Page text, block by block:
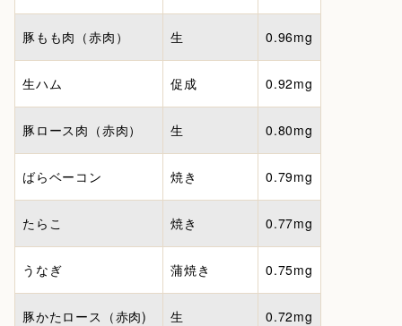
豚もも肉（赤肉） 生 0.96mg
生ハム 促成 0.92mg
豚ロース肉（赤肉） 生 0.80mg
ばらベーコン 焼き 0.79mg
たらこ 焼き 0.77mg
うなぎ 蒲焼き 0.75mg
豚かたロース（赤肉) 生 0.72mg